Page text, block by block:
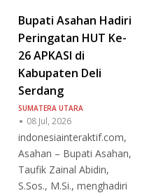
Bupati Asahan Hadiri
Peringatan HUT Ke-
26 APKASI di
Kabupaten Deli
Serdang
SUMATERA UTARA
08 Jul, 2026
indonesiainteraktif.com,
Asahan – Bupati Asahan,
Taufik Zainal Abidin,
S.Sos., M.Si., menghadiri